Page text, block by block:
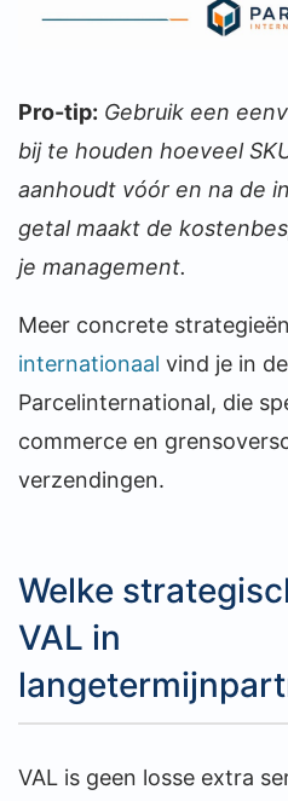
Pro-tip: Gebruik een
bij te houden hoeveel
aanhoudt vóór en na de
getal maakt de
je management.
Meer concrete
internationaal vind je in
Parcelinternational, die
commerce en
verzendingen.
Welke
VAL in
VAL is geen losse extra